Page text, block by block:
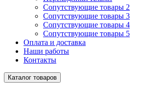
Сопутствующие товары 2
Сопутствующие товары 3
Сопутствующие товары 4
Сопутствующие товары 5
Оплата и доставка
Наши работы
Контакты
Каталог товаров